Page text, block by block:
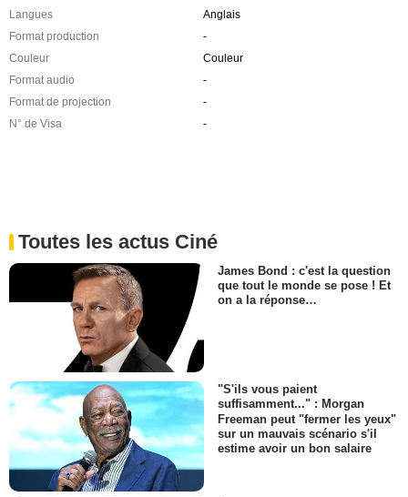
Langues
Anglais
Format production
-
Couleur
Couleur
Format audio
-
Format de projection
-
N° de Visa
-
Toutes les actus Ciné
James Bond : c'est la question
que tout le monde se pose ! Et
on a la réponse…
"S'ils vous paient
suffisamment..." : Morgan
Freeman peut "fermer les yeux"
sur un mauvais scénario s'il
estime avoir un bon salaire